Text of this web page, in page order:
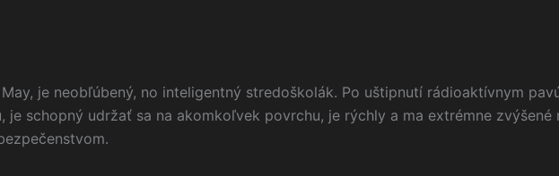
je neobľúbený, no inteligentný stredoškolák. Po uštipnutí rádioaktívnym
je schopný udržať sa na akomkoľvek povrchu, je rýchly a ma extrémne